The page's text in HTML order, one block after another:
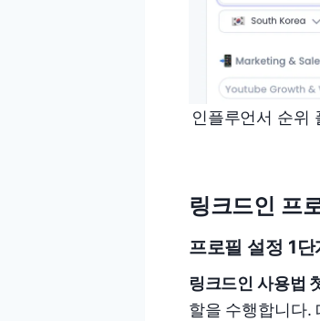
인플루언서 순위
링크드인 프
프로필 설정 1
링크드인 사용법
할을 수행합니다.